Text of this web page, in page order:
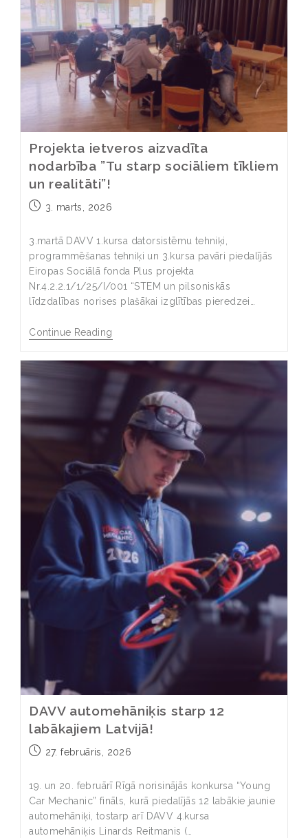
Projekta ietveros aizvadīta
nodarbība ”Tu starp sociāliem tīkliem
un realitāti”!
3. marts, 2026
3.martā DAVV 1.kursa datorsistēmu tehniķi,
programmēšanas tehniķi un 3.kursa pavāri piedalījās
Eiropas Sociālā fonda Plus projekta
Nr.4.2.2.1/1/25/I/001 “STEM un pilsoniskās
līdzdalības norises plašākai izglītības pieredzei…
Continue Reading
DAVV automehāniķis starp 12
labākajiem Latvijā!
27. februāris, 2026
19. un 20. februārī Rīgā norisinājās konkursa “Young
Car Mechanic” fināls, kurā piedalījās 12 labākie jaunie
automehāniķi, tostarp arī DAVV 4.kursa
automehāniķis Linards Reitmanis (…